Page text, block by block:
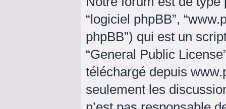
“logiciel phpBB”,
phpBB”) qui est un
“General Public License
téléchargé depuis
seulement les